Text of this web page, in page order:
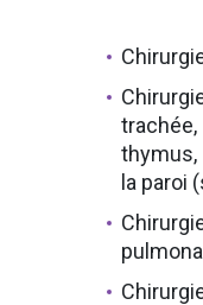
la paroi